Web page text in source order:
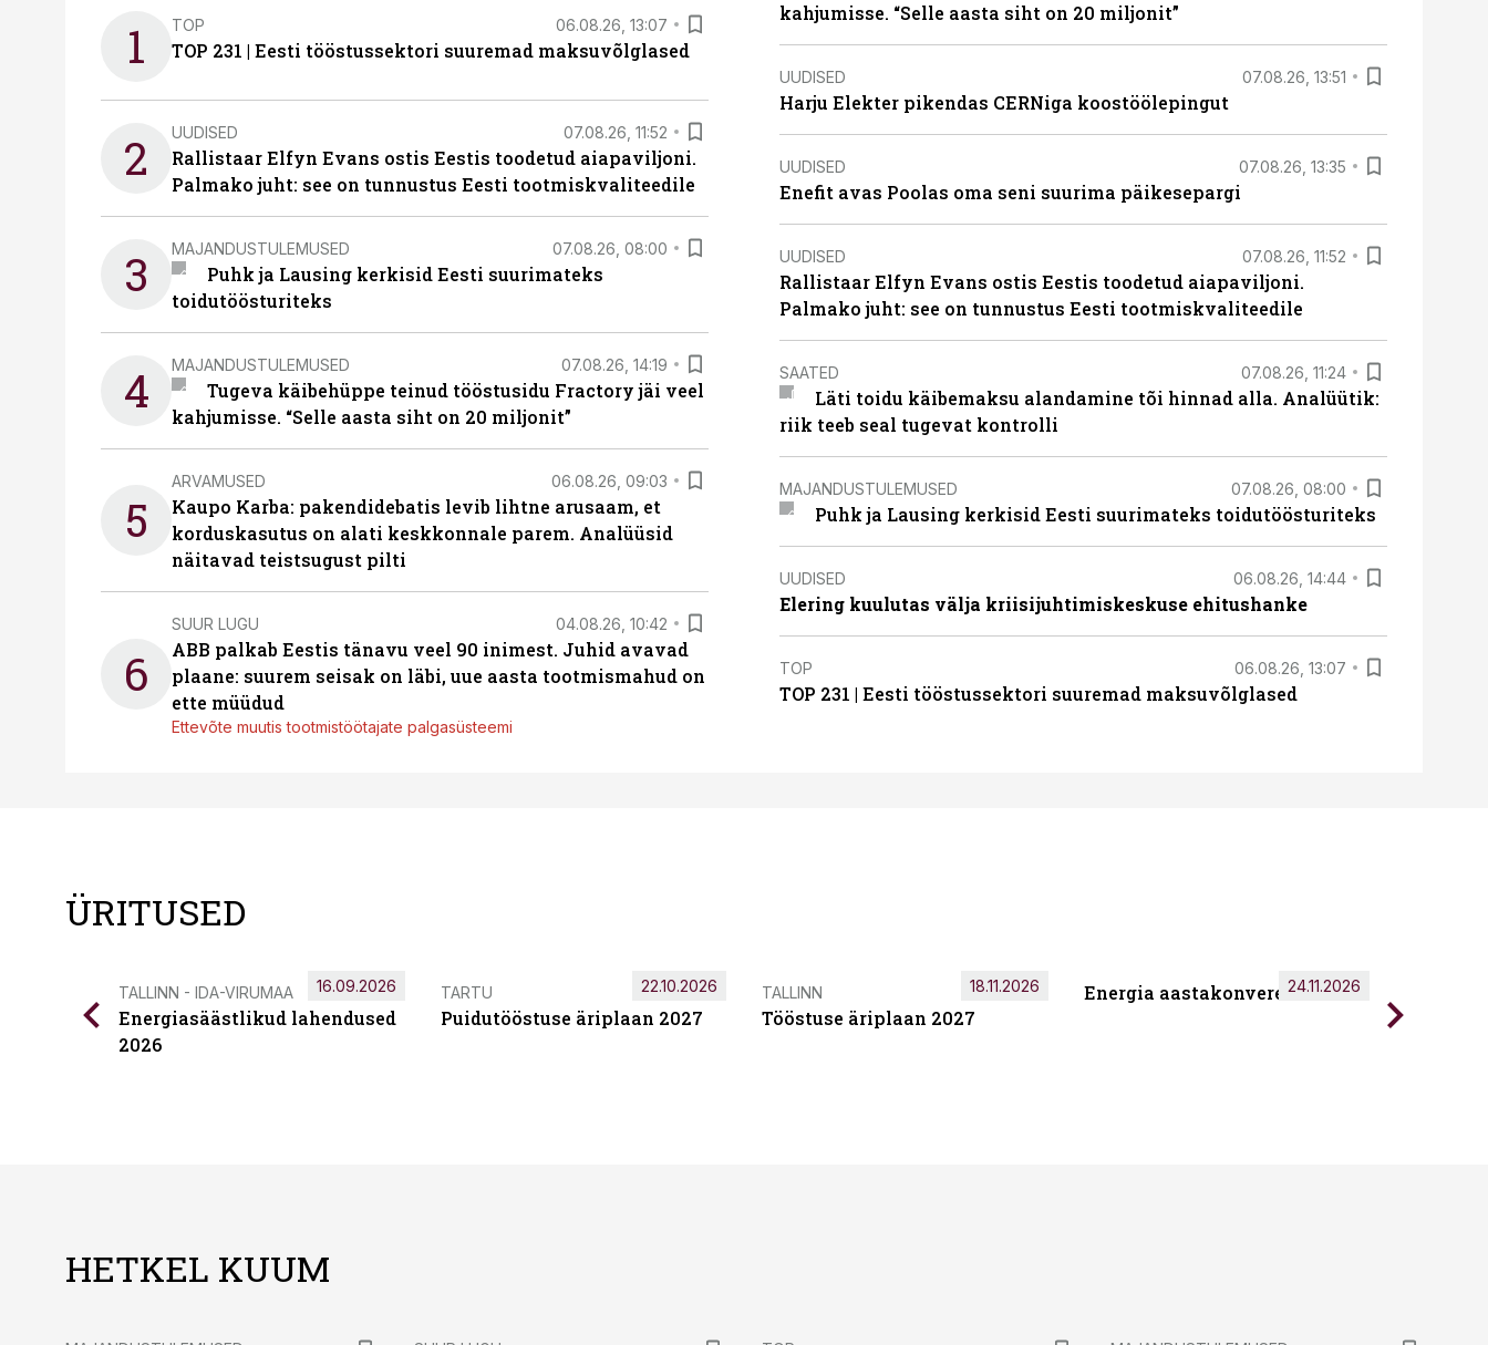
1 TOP 06.08.26, 13:07
TOP 231 | Eesti tööstussektori suuremad maksuvõlglased
2 UUDISED 07.08.26, 11:52
Rallistaar Elfyn Evans ostis Eestis toodetud aiapaviljoni.
Palmako juht: see on tunnustus Eesti tootmiskvaliteedile
3 MAJANDUSTULEMUSED 07.08.26, 08:00
Puhk ja Lausing kerkisid Eesti suurimateks
toidutöösturiteks
4 MAJANDUSTULEMUSED 07.08.26, 14:19
Tugeva käibehüppe teinud tööstusidu Fractory jäi veel
kahjumisse. “Selle aasta siht on 20 miljonit”
5
ARVAMUSED 06.08.26, 09:03
Kaupo Karba: pakendidebatis levib lihtne arusaam, et
korduskasutus on alati keskkonnale parem. Analüüsid
näitavad teistsugust pilti
6
SUUR LUGU 04.08.26, 10:42
ABB palkab Eestis tänavu veel 90 inimest. Juhid avavad
plaane: suurem seisak on läbi, uue aasta tootmismahud on
ette müüdud
Ettevõte muutis tootmistöötajate palgasüsteemi
kahjumisse. “Selle aasta siht on 20 miljonit”
UUDISED 07.08.26, 13:51
Harju Elekter pikendas CERNiga koostöölepingut
UUDISED 07.08.26, 13:35
Enefit avas Poolas oma seni suurima päikesepargi
UUDISED 07.08.26, 11:52
Rallistaar Elfyn Evans ostis Eestis toodetud aiapaviljoni.
Palmako juht: see on tunnustus Eesti tootmiskvaliteedile
SAATED 07.08.26, 11:24
Läti toidu käibemaksu alandamine tõi hinnad alla. Analüütik:
riik teeb seal tugevat kontrolli
MAJANDUSTULEMUSED 07.08.26, 08:00
Puhk ja Lausing kerkisid Eesti suurimateks toidutöösturiteks
UUDISED 06.08.26, 14:44
Elering kuulutas välja kriisijuhtimiskeskuse ehitushanke
TOP 06.08.26, 13:07
TOP 231 | Eesti tööstussektori suuremad maksuvõlglased
ÜRITUSED
TALLINN - IDA-VIRUMAA
Energiasäästlikud lahendused
2026
16.09.2026 TARTU
Puidutööstuse äriplaan 2027
22.10.2026 TALLINN
Tööstuse äriplaan 2027
18.11.2026 Energia aastakonverents 2026
24.11.2026
HETKEL KUUM